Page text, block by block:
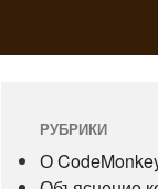
РУБРИКИ
О